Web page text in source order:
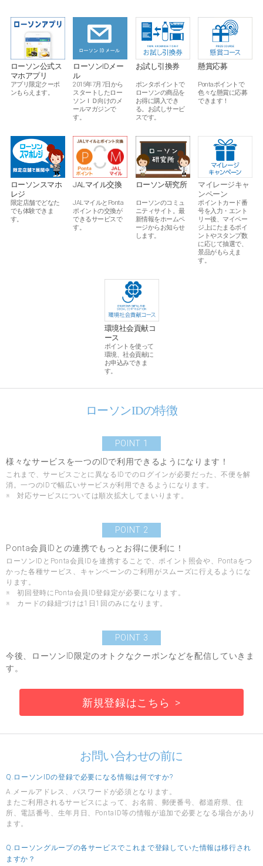
ローソン公式ス
マホアプリ
アプリ限定クーポ
ンもらえます。
ローソンIDメー
ル
2015年7月7日から
スタートしたロー
ソンＩＤ向けのメ
ールマガジンで
す。
お試し引換券
ポンタポイントで
ローソンの商品を
お得に購入でき
る。お試しサービ
スです。
懸賞応募
Pontaポイントで
色々な懸賞に応募
できます！
ローソンスマホ
レジ
限定店舗でどなた
でも体験できま
す。
JALマイル交換
JALマイルとPonta
ポイントの交換が
できるサービスで
す。
ローソン研究所
ローソンのコミュ
ニティサイト。最
新情報をホームペ
ージからお知らせ
します。
マイレージキャ
ンペーン
ポイントカード番
号を入力・エント
リー後、マイペー
ジ上にたまるポイ
ントやスタンプ数
に応じて抽選で、
景品がもらえま
す。
環境社会貢献コ
ース
ポイントを使って
環境、社会貢献に
お申込みできま
す。
ローソンIDの特徴
POINT 1
様々なサービスを一つのIDで利用できるようになります！
これまで、サービスごとに異なるIDでのログインが必要だった、不便を解
消。一つのIDで幅広いサービスが利用できるようになります。
※ 対応サービスについては順次拡大してまいります。
POINT 2
Ponta会員IDとの連携でもっとお得に便利に！
ローソンIDとPonta会員IDを連携することで、ポイント照会や、Pontaをつ
かった各種サービス、キャンペーンのご利用がスムーズに行えるようにな
ります。
※ 初回登時にPonta会員ID登録定が必要になります。
※ カードの録紐づけは1日1回のみになります。
POINT 3
今後、ローソンID限定のオトクなクーポンなどを配信していきま
す。
新規登録はこちら
お問い合わせの前に
Q.ローソンIDの登録で必要になる情報は何ですか?
A.メールアドレス、パスワードが必須となります。
またご利用されるサービスによって、お名前、郵便番号、都道府県、住
所、電話番号、生年月日、PontaID等の情報が追加で必要となる場合があり
ます。
Q.ローソングループの各サービスでこれまで登録していた情報は移行され
ますか？